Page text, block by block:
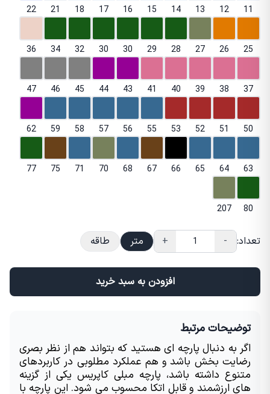
11
12
13
14
15
16
17
18
21
22
25
26
27
28
29
30
30
32
34
36
37
38
39
40
41
43
44
45
46
47
50
51
52
53
55
56
57
58
59
62
63
64
65
66
67
68
70
71
75
77
80
207
تعداد: -
+ متر طاقه
افزودن به سبد خرید
توضیحات مرتبط